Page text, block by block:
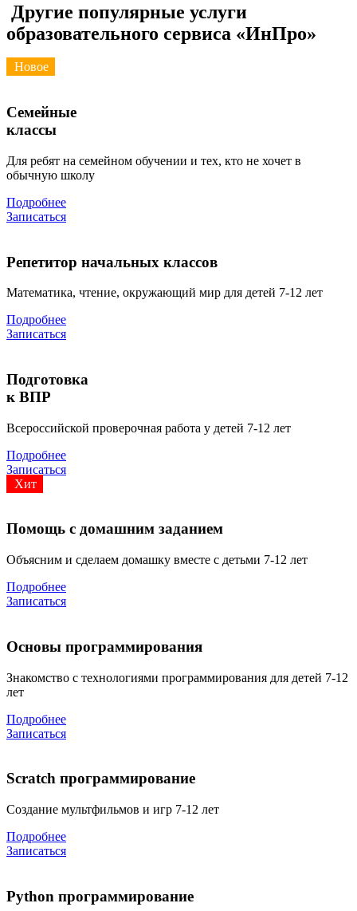
Другие популярные услуги
образовательного сервиса «ИнПро»
Новое
Семейные
классы
Для ребят на семейном обучении и тех, кто не хочет в
обычную школу
Подробнее
Записаться
Репетитор начальных классов
Математика, чтение, окружающий мир для детей 7-12 лет
Подробнее
Записаться
Подготовка
к ВПР
Всероссийской проверочная работа у детей 7-12 лет
Подробнее
Записаться
Хит
Помощь с домашним заданием
Объясним и сделаем домашку вместе с детьми 7-12 лет
Подробнее
Записаться
Основы программирования
Знакомство с технологиями программирования для детей 7-12
лет
Подробнее
Записаться
Scratch программирование
Создание мультфильмов и игр 7-12 лет
Подробнее
Записаться
Python программирование